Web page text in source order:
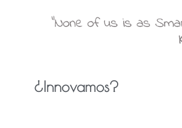
¿Innovamos?